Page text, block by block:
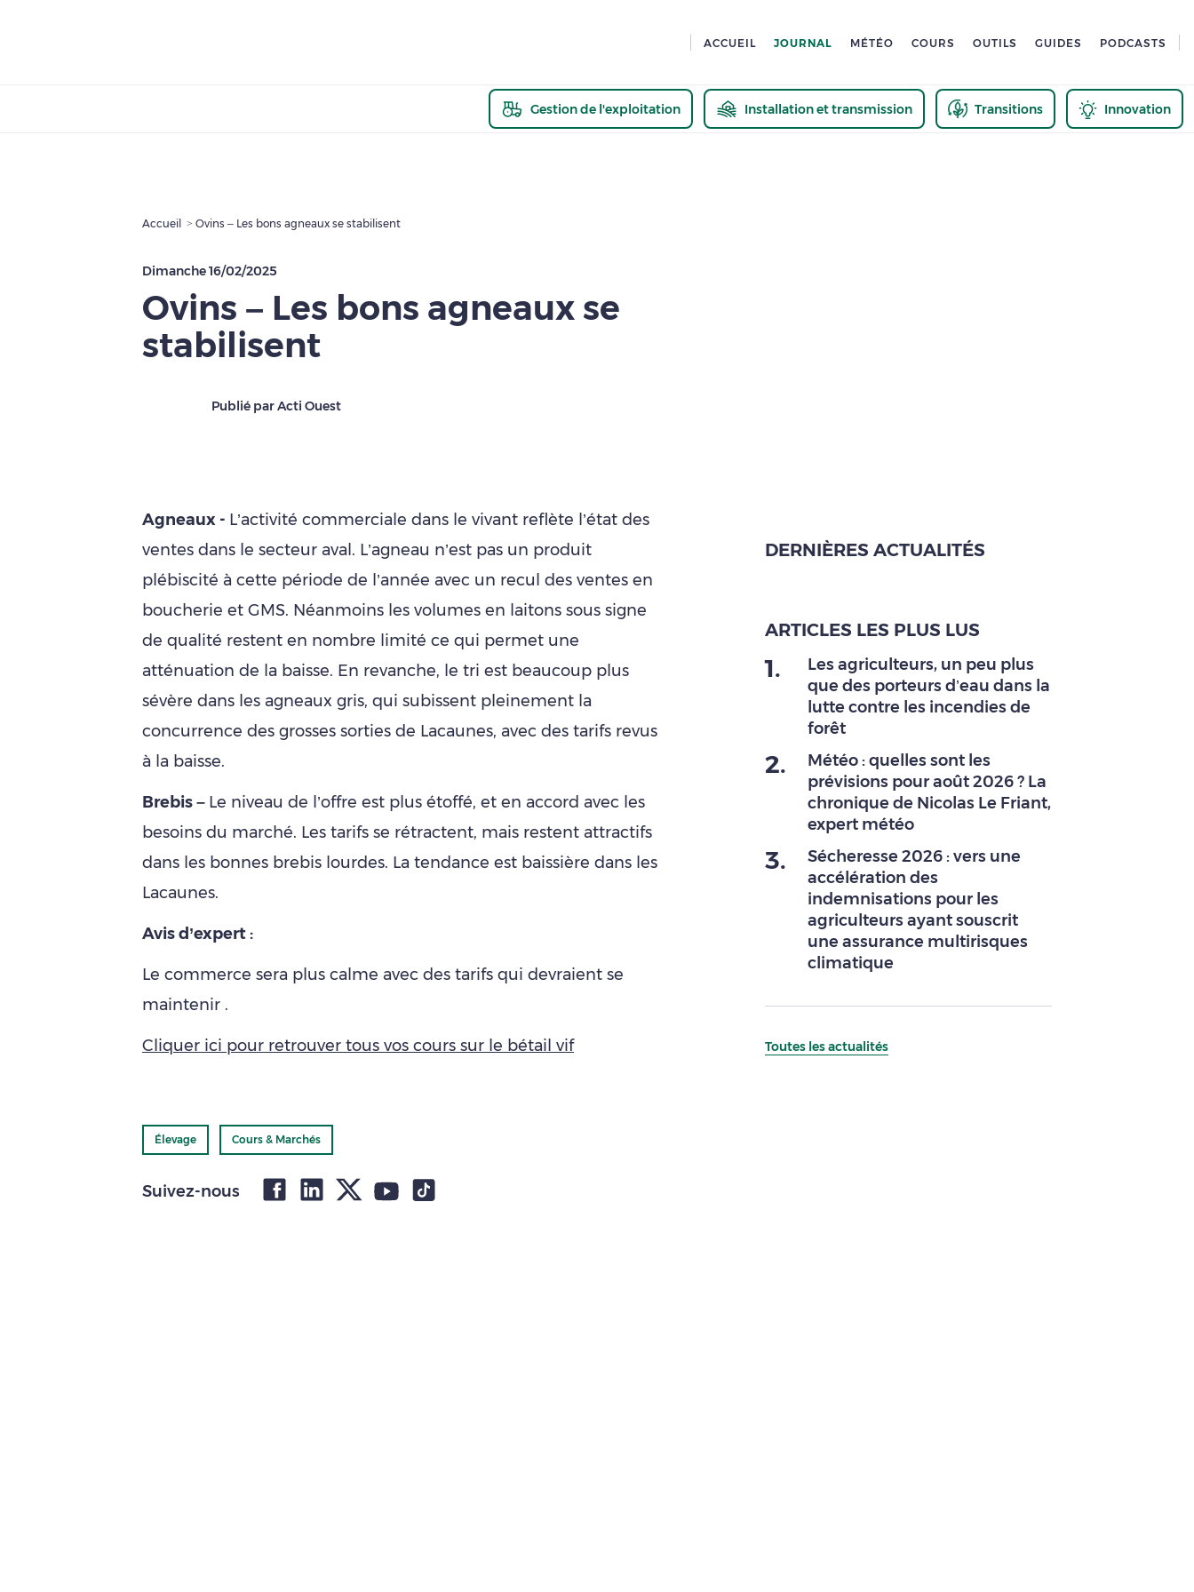
ACCUEIL JOURNAL MÉTÉO COURS OUTILS GUIDES PODCASTS
Gestion de l'exploitation Installation et transmission Transitions Innovation
Accueil Ovins – Les bons agneaux se stabilisent
Dimanche 16/02/2025
Ovins – Les bons agneaux se
stabilisent
Publié par Acti Ouest
Agneaux - L’activité commerciale dans le vivant reflète l’état des
ventes dans le secteur aval. L’agneau n’est pas un produit
plébiscité à cette période de l’année avec un recul des ventes en
boucherie et GMS. Néanmoins les volumes en laitons sous signe
de qualité restent en nombre limité ce qui permet une
atténuation de la baisse. En revanche, le tri est beaucoup plus
sévère dans les agneaux gris, qui subissent pleinement la
concurrence des grosses sorties de Lacaunes, avec des tarifs revus
à la baisse.
Brebis – Le niveau de l’offre est plus étoffé, et en accord avec les
besoins du marché. Les tarifs se rétractent, mais restent attractifs
dans les bonnes brebis lourdes. La tendance est baissière dans les
Lacaunes.
Avis d’expert :
Le commerce sera plus calme avec des tarifs qui devraient se
maintenir .
Cliquer ici pour retrouver tous vos cours sur le bétail vif
Élevage Cours & Marchés
Suivez-nous
DERNIÈRES ACTUALITÉS
ARTICLES LES PLUS LUS
1.
Les agriculteurs, un peu plus
que des porteurs d’eau dans la
lutte contre les incendies de
forêt
2.
Météo : quelles sont les
prévisions pour août 2026 ? La
chronique de Nicolas Le Friant,
expert météo
3.
Sécheresse 2026 : vers une
accélération des
indemnisations pour les
agriculteurs ayant souscrit
une assurance multirisques
climatique
Toutes les actualités